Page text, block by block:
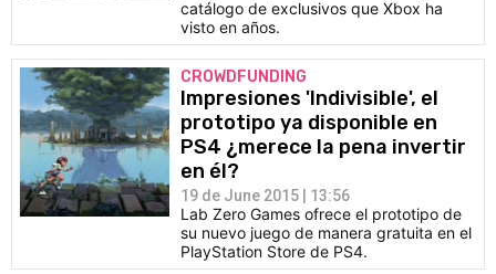
catálogo de exclusivos que Xbox ha
visto en años.
CROWDFUNDING
Impresiones 'Indivisible', el
prototipo ya disponible en
PS4 ¿merece la pena invertir
en él?
19 de June 2015 | 13:56
Lab Zero Games ofrece el prototipo de
su nuevo juego de manera gratuita en el
PlayStation Store de PS4.